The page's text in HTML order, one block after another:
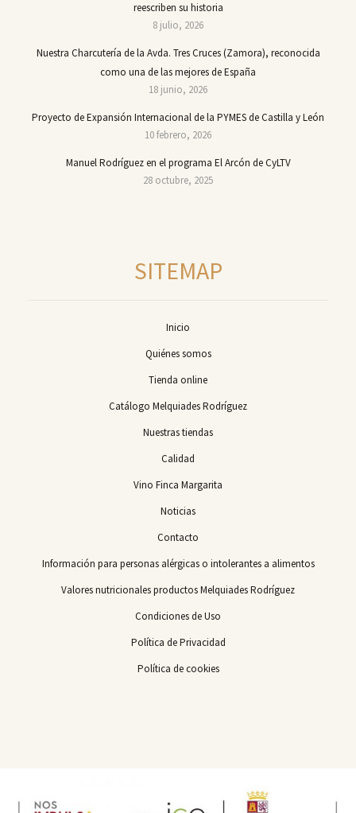
reescriben su historia
8 julio, 2026
Nuestra Charcutería de la Avda. Tres Cruces (Zamora), reconocida
como una de las mejores de España
18 junio, 2026
Proyecto de Expansión Internacional de la PYMES de Castilla y León
10 febrero, 2026
Manuel Rodríguez en el programa El Arcón de CyLTV
28 octubre, 2025
SITEMAP
Inicio
Quiénes somos
Tienda online
Catálogo Melquiades Rodríguez
Nuestras tiendas
Calidad
Vino Finca Margarita
Noticias
Contacto
Información para personas alérgicas o intolerantes a alimentos
Valores nutricionales productos Melquiades Rodríguez
Condiciones de Uso
Política de Privacidad
Política de cookies